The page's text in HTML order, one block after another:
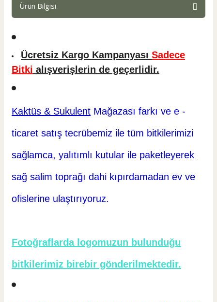
Ürün Bilgisi
Ücretsiz Kargo Kampanyası Sadece
Bitki alışverişlerin de geçerlidir.
Kaktüs & Sukulent Mağazası farkı ve e -
ticaret satış tecrübemiz ile tüm bitkilerimizi
sağlamca, yalıtımlı kutular ile paketleyerek
sağ salim toprağı dahi kıpırdamadan ev ve
ofislerine ulaştırıyoruz.
Fotoğraflarda logomuzun bulunduğu
bitkilerimiz birebir gönderilmektedir.